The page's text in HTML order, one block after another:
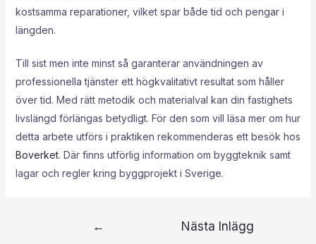
kostsamma reparationer, vilket spar både tid och pengar i
längden.
Till sist men inte minst så garanterar användningen av
professionella tjänster ett högkvalitativt resultat som håller
över tid. Med rätt metodik och materialval kan din fastighets
livslängd förlängas betydligt. För den som vill läsa mer om hur
detta arbete utförs i praktiken rekommenderas ett besök hos
Boverket. Där finns utförlig information om byggteknik samt
lagar och regler kring byggprojekt i Sverige.
←
Nästa Inlägg